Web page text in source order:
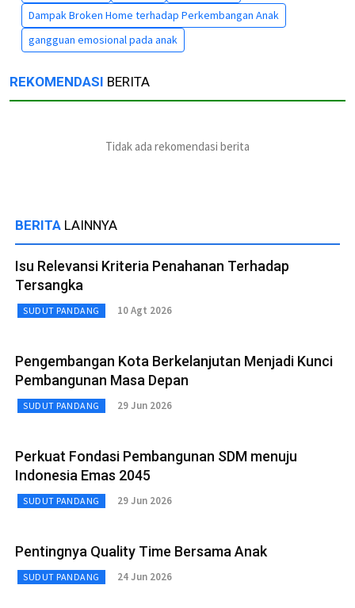
Dampak Broken Home terhadap Perkembangan Anak
gangguan emosional pada anak
REKOMENDASI BERITA
Tidak ada rekomendasi berita
BERITA LAINNYA
Isu Relevansi Kriteria Penahanan Terhadap
Tersangka
SUDUT PANDANG 10 Agt 2026
Pengembangan Kota Berkelanjutan Menjadi Kunci
Pembangunan Masa Depan
SUDUT PANDANG 29 Jun 2026
Perkuat Fondasi Pembangunan SDM menuju
Indonesia Emas 2045
SUDUT PANDANG 29 Jun 2026
Pentingnya Quality Time Bersama Anak
SUDUT PANDANG 24 Jun 2026